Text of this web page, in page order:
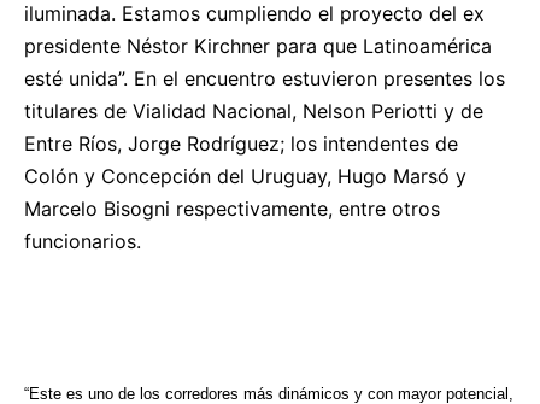
iluminada. Estamos cumpliendo el proyecto del ex
presidente Néstor Kirchner para que Latinoamérica
esté unida”. En el encuentro estuvieron presentes los
titulares de Vialidad Nacional, Nelson Periotti y de
Entre Ríos, Jorge Rodríguez; los intendentes de
Colón y Concepción del Uruguay, Hugo Marsó y
Marcelo Bisogni respectivamente, entre otros
funcionarios.
“Este es uno de los corredores más dinámicos y con mayor potencial,